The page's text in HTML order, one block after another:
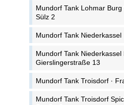
Mundorf Tank Lohmar Burg
Sülz 2
Mundorf Tank Niederkassel
Mundorf Tank Niederkassel
Gierslingerstraße 13
Mundorf Tank Troisdorf ·
Mundorf Tank Troisdorf